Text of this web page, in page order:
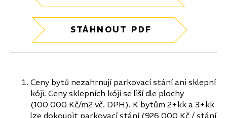
STÁHNOUT PDF
Ceny bytů nezahrnují parkovací stání ani sklepní
kóji. Ceny sklepních kójí se liší dle plochy
(100 000 Kč/m2 vč. DPH). K bytům 2+kk a 3+kk
lze dokoupit parkovací stání (926 000 Kč / stání